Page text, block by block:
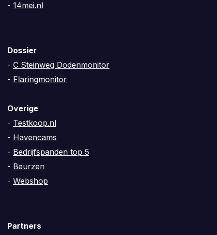
- 14mei.nl
Dossier
- C Steinweg Dodenmonitor
- Flaringmonitor
Overige
- Testkoop.nl
- Havencams
- Bedrijfspanden top 5
- Beurzen
- Webshop
Partners